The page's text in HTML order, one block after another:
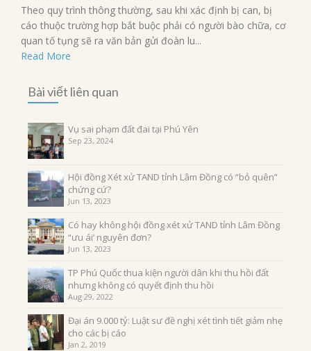
Theo quy trình thông thường, sau khi xác định bị can, bị
cáo thuộc trường hợp bắt buộc phải có người bào chữa, cơ
quan tố tụng sẽ ra văn bản gửi đoàn lu...
Read More
Bài viết liên quan
Vụ sai phạm đất đai tại Phú Yên
Sep 23, 2024
Hội đồng Xét xử TAND tỉnh Lâm Đồng có “bỏ quên”
chứng cứ?
Jun 13, 2023
Có hay không hội đồng xét xử TAND tỉnh Lâm Đồng
“ưu ái’ nguyên đơn?
Jun 13, 2023
TP Phú Quốc thua kiện người dân khi thu hồi đất
nhưng không có quyết định thu hồi
Aug 29, 2022
Đại án 9.000 tỷ: Luật sư đề nghị xét tình tiết giảm nhẹ
cho các bị cáo
Jan 2, 2019